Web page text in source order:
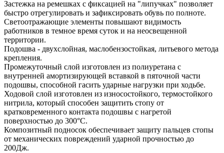
Застежка на ремешках с фиксацией на "липучках" позволяет
быстро отрегулировать и зафиксировать обувь по полноте.
Светоотражающие элементы повышают видимость
работников в темное время суток и на неосвещенной
территории.
Подошва - двухслойная, маслобензостойкая, литьевого метода
крепления.
Промежуточный слой изготовлен из полиуретана с
внутренней амортизирующей вставкой в пяточной части
подошвы, способной гасить ударные нагрузки при ходьбе.
Ходовой слой изготовлен из износостойкого, термостойкого
нитрила, который способен защитить стопу от
кратковременного контакта подошвы с нагретой
поверхностью до 300°С.
Композитный подносок обеспечивает защиту пальцев стопы
от механических повреждений ударной прочностью до
200Дж.